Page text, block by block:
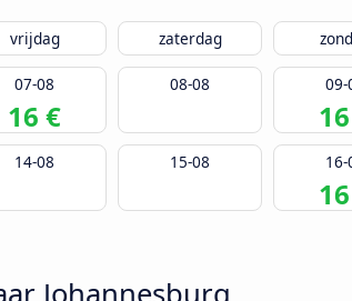
vrijdag zaterdag
07-08
16 €
08-08 09-
14-08 15-08 16-